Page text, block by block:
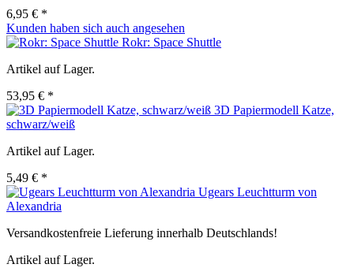
6,95 € *
Kunden haben sich auch angesehen
Rokr: Space Shuttle
Artikel auf Lager.
53,95 € *
3D Papiermodell Katze,
schwarz/weiß
Artikel auf Lager.
5,49 € *
Ugears Leuchtturm von
Alexandria
Versandkostenfreie Lieferung innerhalb Deutschlands!
Artikel auf Lager.